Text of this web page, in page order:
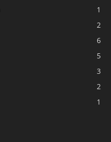
1
2
6
5
3
2
1